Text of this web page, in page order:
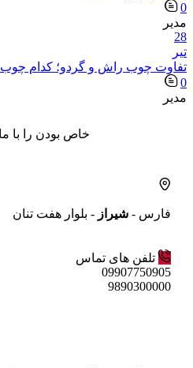
0
مدیر
28
تیر
تفاوت چوب راش و گردو؛ کدام
0
مدیر
خاص بودن را با
فارس - شیراز - بلوار هفت تنان
تلفن های تماس
09907750905
9890300000